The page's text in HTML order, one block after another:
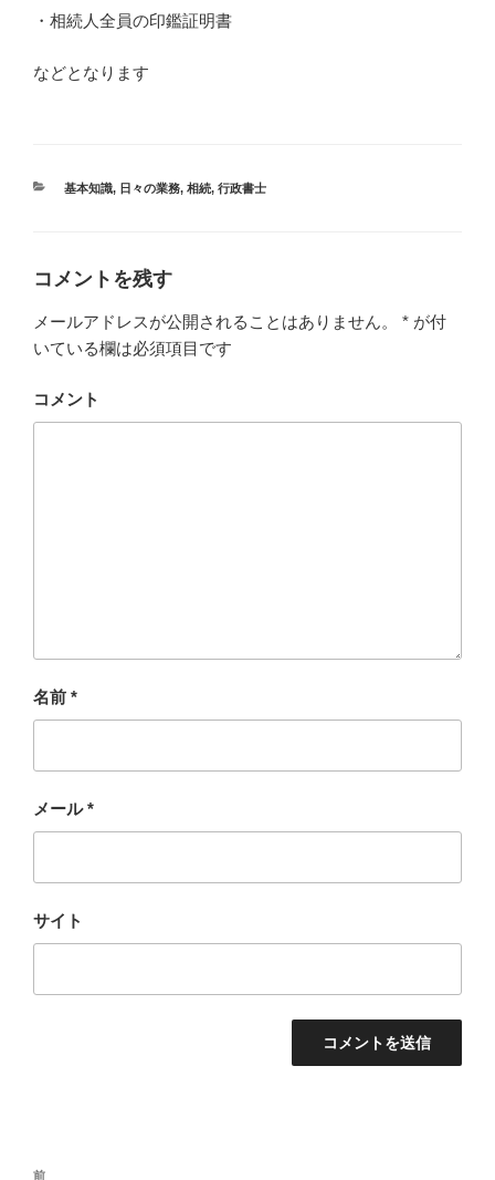
・相続人全員の印鑑証明書
などとなります
カ
ー
基本知識, 日々の業務, 相続, 行政書士
コメントを残す
メールアドレスが公開されることはありません。 * が付
いている欄は必須項目です
コメント
名前 *
メール*
サイト
投
前